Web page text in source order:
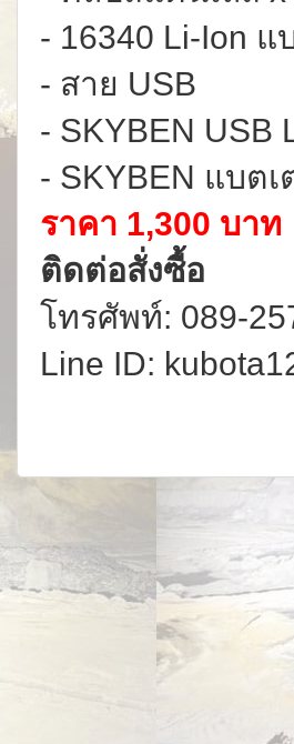
- 16340 Li-Ion
- สาย USB
- SKYBEN USB
- SKYBEN แบตเ
ราคา 1,300 บาท
ติดต่อสั่งซื้อ
โทรศัพท์: 089-
Line ID: